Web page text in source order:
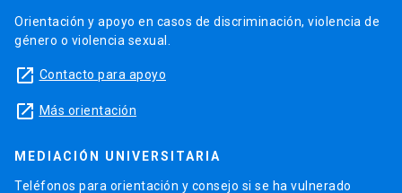
Orientación y apoyo en casos de discriminación, violencia de
género o violencia sexual.
launch Contacto para apoyo
launch Más orientación
MEDIACIÓN UNIVERSITARIA
Teléfonos para orientación y consejo si se ha vulnerado